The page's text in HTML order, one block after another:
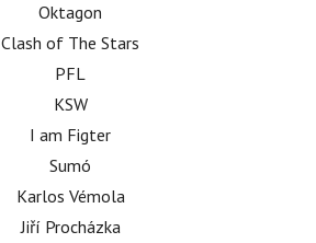
Oktagon
Clash of The Stars
PFL
KSW
I am Figter
Sumó
Karlos Vémola
Jiří Procházka